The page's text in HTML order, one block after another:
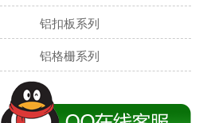
铝扣板系列
铝格栅系列